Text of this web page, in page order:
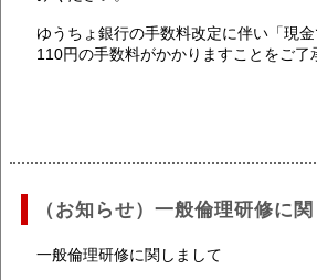
ゆうちょ銀行の手数料改定に伴い「現金
110円の手数料がかかりますことをご了
（お知らせ）一般倫理研修に
一般倫理研修に関しまして